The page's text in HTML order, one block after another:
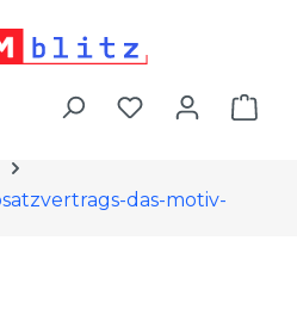
das-motiv-